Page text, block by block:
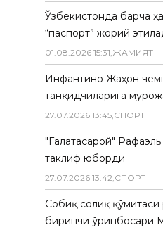
Ўзбекистонда барча
“паспорт” жорий
01.08.2026 15:31,ЖАМИЯТ
Инфантино Жаҳон
танқидчиларига
27.07.2026 13:45,СПОРТ
"Галатасарой"
таклиф юборди
27.07.2026 13:42,СПОРТ
Собиқ солиқ қўмитаси
биринчи ўринбосари